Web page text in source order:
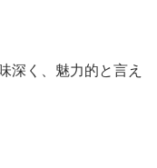
深く、魅力的と言え